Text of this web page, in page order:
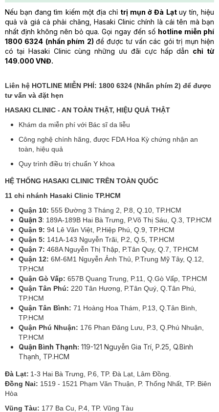
Nếu bạn đang tìm kiếm một địa chỉ trị mụn ở Đà Lạt uy tín, hiệu
quả và giá cả phải chăng, Hasaki Clinic chính là cái tên mà bạn
nhất định không nên bỏ qua. Gọi ngay đến số hotline miễn phí
1800 6324 (nhấn phím 2) để được tư vấn các gói trị mụn hiện
có tại Hasaki Clinic cùng những ưu đãi cực hấp dẫn chỉ từ
149.000 VNĐ.
Liên hệ HOTLINE MIỄN PHÍ: 1800 6324 (Nhấn phím 2) để được
tư vấn và đặt hẹn
HASAKI CLINIC - AN TOÀN THẬT, HIỆU QUẢ THẬT
Khám da miễn phí với Bác sĩ da liễu
Công nghệ chính hãng, được FDA Hoa Kỳ chứng nhận an
toàn, hiệu quả
Quy trình điều trị chuẩn Y khoa
HỆ THỐNG HASAKI CLINIC TRÊN TOÀN QUỐC
11 chi nhánh Hasaki Clinic TP.HCM
Quận 10: 555 Đường 3 Tháng 2, P.8, Q.10, TP.HCM
Quận 3: 189A-189B Hai Bà Trưng, P.Võ Thị Sáu, Q.3, TP.HCM
Quận 9: 94 Lê Văn Việt, P.Hiệp Phú, Q.9, TP.HCM
Quận 5: 141A-143 Nguyễn Trãi, P.2, Q.5, TP.HCM
Quận 7: 468A Nguyễn Thị Thập, P.Tân Quy, Q.7, TP.HCM
Quận 12: 6M-6M1 Nguyễn Ảnh Thủ, P.Trung Mỹ Tây, Q.12,
TP.HCM
Quận Gò Vấp: 657B Quang Trung, P.11, Q.Gò Vấp, TP.HCM
Quận Tân Phú: 220 Tân Hương, P.Tân Quý, Q.Tân Phú,
TP.HCM
Quận Tân Bình: 71 Hoàng Hoa Thám, P.13, Q.Tân Bình,
TP.HCM
Quận Phú Nhuận: 176 Phan Đăng Lưu, P.3, Q.Phú Nhuận,
TP.HCM
Quận Bình Thạnh: 119-121 Nguyễn Gia Trí, P.25, Q.Bình
Thạnh, TP.HCM
Đà Lạt: 1-3 Hai Bà Trưng, P.6, TP. Đà Lạt, Lâm Đồng.
Đồng Nai: 1519 - 1521 Phạm Văn Thuận, P. Thống Nhất, TP. Biên
Hòa
Vũng Tàu: 177 Ba Cu, P.4, TP. Vũng Tàu